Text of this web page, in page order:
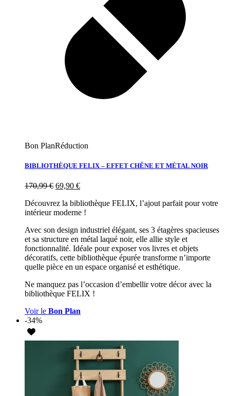
Bon PlanRéduction
BIBLIOTHÈQUE FELIX – EFFET CHÊNE ET MÉTAL NOIR
170,99€ 69,90 €
Découvrez la bibliothèque FELIX, l’ajout parfait pour votre
intérieur moderne !
Avec son design industriel élégant, ses 3 étagères spacieuses
et sa structure en métal laqué noir, elle allie style et
fonctionnalité. Idéale pour exposer vos livres et objets
décoratifs, cette bibliothèque épurée transforme n’importe
quelle pièce en un espace organisé et esthétique.
Ne manquez pas l’occasion d’embellir votre décor avec la
bibliothèque FELIX !
Voir le Bon Plan
-34%